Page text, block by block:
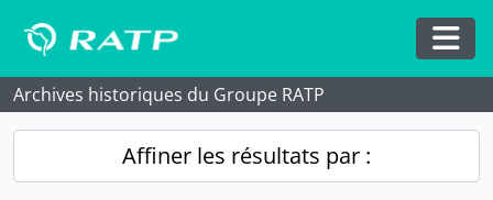
Archives historiques du Groupe RATP
Affiner les résultats par :